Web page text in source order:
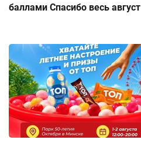
баллами Спасибо весь август